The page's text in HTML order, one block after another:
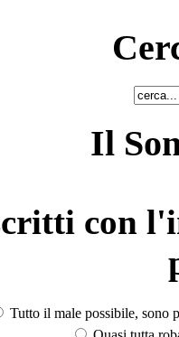
Il
con
Tutto il male possibile, sono